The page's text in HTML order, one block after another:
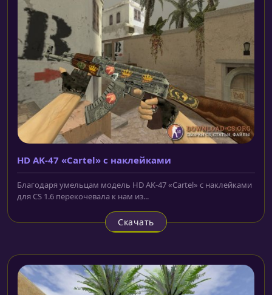
HD AK-47 «Cartel» с наклейками
Благодаря умельцам модель HD AK-47 «Cartel» с наклейками
для CS 1.6 перекочевала к нам из...
Скачать